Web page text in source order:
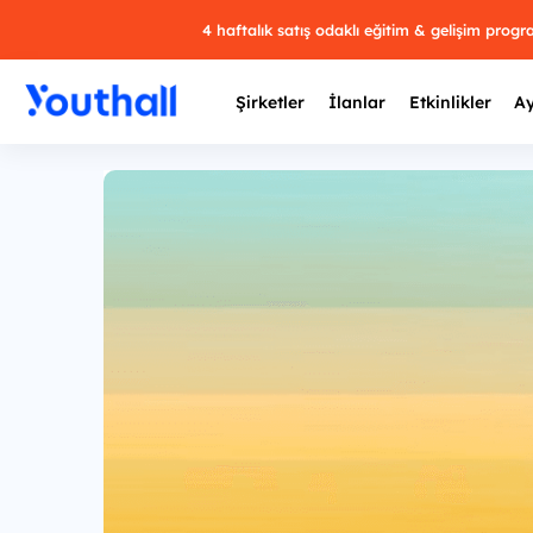
4 haftalık satış odaklı eğitim & gelişim
Şirketler İlanlar Etkinlikler